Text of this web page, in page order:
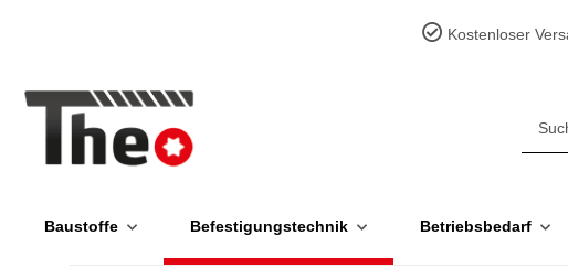
Kostenloser
Baustoffe Befestigungstechnik Betriebsbedarf